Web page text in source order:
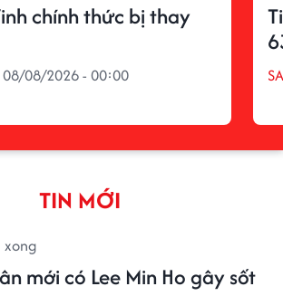
chính thức bị thay
08/08/2026 - 00:00
TIN MỚI
xong
mới có Lee Min Ho gây sốt